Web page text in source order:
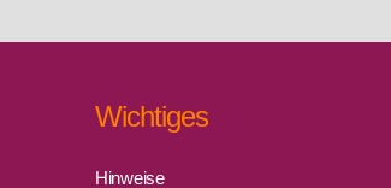
Wichtiges
Hinweise